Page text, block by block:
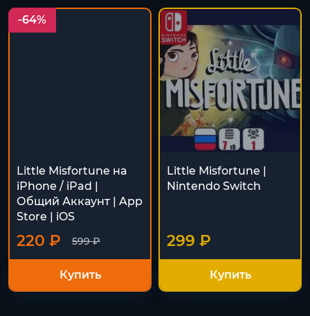
-64%
Little Misfortune на
iPhone / iPad |
Общий Аккаунт | App
Store | iOS
599 ₽
220 ₽
Купить
Little Misfortune |
Nintendo Switch
299 ₽
Купить